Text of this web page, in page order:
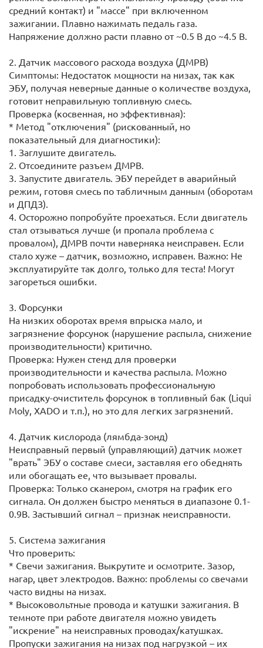
средний контакт) и "массе" при включенном
зажигании. Плавно нажимать педаль газа.
Напряжение должно расти плавно от ~0.5 В до ~4.5 В.
2. Датчик массового расхода воздуха (ДМРВ)
Симптомы: Недостаток мощности на низах, так как
ЭБУ, получая неверные данные о количестве воздуха,
готовит неправильную топливную смесь.
Проверка (косвенная, но эффективная):
* Метод "отключения" (рискованный, но
показательный для диагностики):
1. Заглушите двигатель.
2. Отсоедините разъем ДМРВ.
3. Запустите двигатель. ЭБУ перейдет в аварийный
режим, готовя смесь по табличным данным (оборотам
и ДПДЗ).
4. Осторожно попробуйте проехаться. Если двигатель
стал отзываться лучше (и пропала проблема с
провалом), ДМРВ почти наверняка неисправен. Если
стало хуже – датчик, возможно, исправен. Важно: Не
эксплуатируйте так долго, только для теста! Могут
загореться ошибки.
3. Форсунки
На низких оборотах время впрыска мало, и
загрязнение форсунок (нарушение распыла, снижение
производительности) критично.
Проверка: Нужен стенд для проверки
производительности и качества распыла. Можно
попробовать использовать профессиональную
присадку-очиститель форсунок в топливный бак (Liqui
Moly, ХADO и т.п.), но это для легких загрязнений.
4. Датчик кислорода (лямбда-зонд)
Неисправный первый (управляющий) датчик может
"врать" ЭБУ о составе смеси, заставляя его обеднять
или обогащать ее, что вызывает провалы.
Проверка: Только сканером, смотря на график его
сигнала. Он должен быстро меняться в диапазоне 0.1-
0.9В. Застывший сигнал – признак неисправности.
5. Система зажигания
Что проверить:
* Свечи зажигания. Выкрутите и осмотрите. Зазор,
нагар, цвет электродов. Важно: проблемы со свечами
часто видны на низах.
* Высоковольтные провода и катушки зажигания. В
темноте при работе двигателя можно увидеть
"искрение" на неисправных проводах/катушках.
Пропуски зажигания на низах под нагрузкой – их